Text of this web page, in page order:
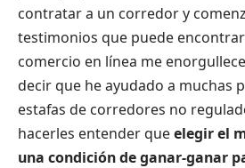
contratar a un corredor y
testimonios que puede
comercio en línea me
decir que he ayudado a muchas
estafas de corredores no
hacerles entender queelegir el
una condición de ganar-ganar